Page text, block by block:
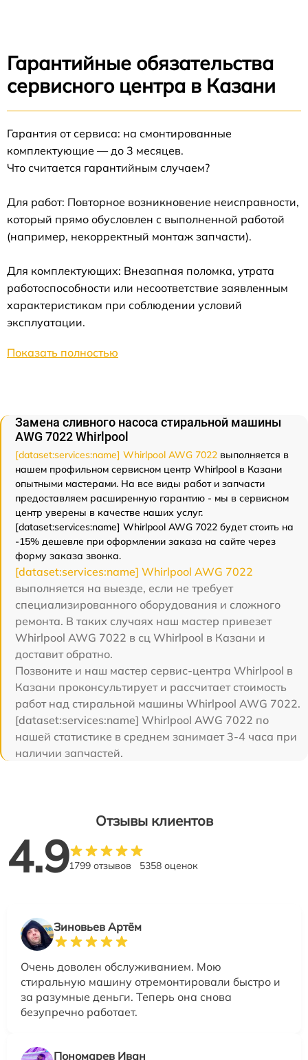
Гарантийные обязательства
сервисного центра в Казани
Гарантия от сервиса: на смонтированные
комплектующие — до 3 месяцев.
Что считается гарантийным случаем?
Для работ: Повторное возникновение неисправности,
который прямо обусловлен с выполненной работой
(например, некорректный монтаж запчасти).
Для комплектующих: Внезапная поломка, утрата
работоспособности или несоответствие заявленным
характеристикам при соблюдении условий
эксплуатации.
Показать полностью
Замена сливного насоса стиральной машины
AWG 7022 Whirlpool
[dataset:services:name] Whirlpool AWG 7022 выполняется в
нашем профильном сервисном центр Whirlpool в Казани
опытными мастерами. На все виды работ и запчасти
предоставляем расширенную гарантию - мы в сервисном
центр уверены в качестве наших услуг.
[dataset:services:name] Whirlpool AWG 7022 будет стоить на
-15% дешевле при оформлении заказа на сайте через
форму заказа звонка.
[dataset:services:name] Whirlpool AWG 7022
выполняется на выезде, если не требует
специализированного оборудования и сложного
ремонта. В таких случаях наш мастер привезет
Whirlpool AWG 7022 в сц Whirlpool в Казани и
доставит обратно.
Позвоните и наш мастер сервис-центра Whirlpool в
Казани проконсультирует и рассчитает стоимость
работ над стиральной машины Whirlpool AWG 7022.
[dataset:services:name] Whirlpool AWG 7022 по
нашей статистике в среднем занимает 3-4 часа при
наличии запчастей.
Отзывы клиентов
4.91799 отзывов 5358 оценок
Зиновьев Артём
Очень доволен обслуживанием. Мою
стиральную машину отремонтировали быстро и
за разумные деньги. Теперь она снова
безупречно работает.
Пономарев Иван